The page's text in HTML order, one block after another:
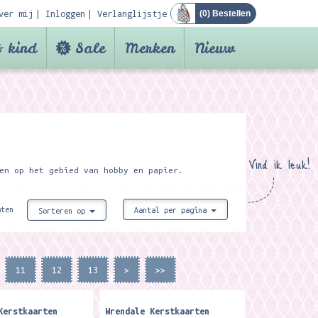
mij Inloggen Verlanglijstje (0) Bestellen
kind Sale Merken Nieuw
Vind ik leuk!
op het gebied van hobby en papier.
Sorteren op Aantal per pagina
11 12 13 > >>
Wrendale Kerstkaarten